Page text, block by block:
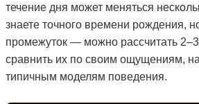
течение дня может меняться
знаете точного времени рождения,
промежуток — можно рассчитать
сравнить их по своим ощущениям,
типичным моделям поведения.